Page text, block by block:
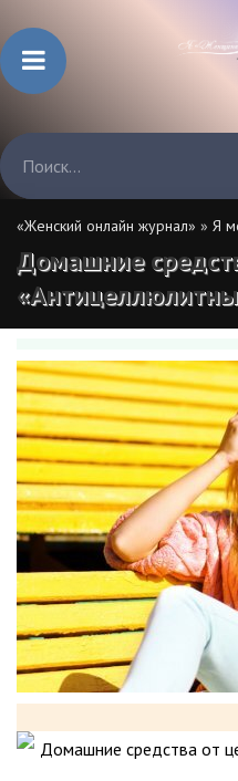
«Женский онлайн журнал» » Я
Домашние